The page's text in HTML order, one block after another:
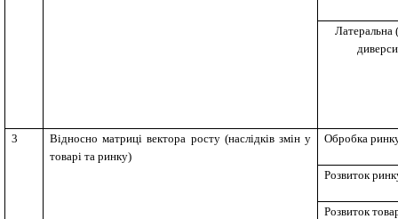
Латеральна
3
Відносно матриці вектора росту (наслідків змін у
товарі та ринку)
Обробка
Розвиток
Розвиток